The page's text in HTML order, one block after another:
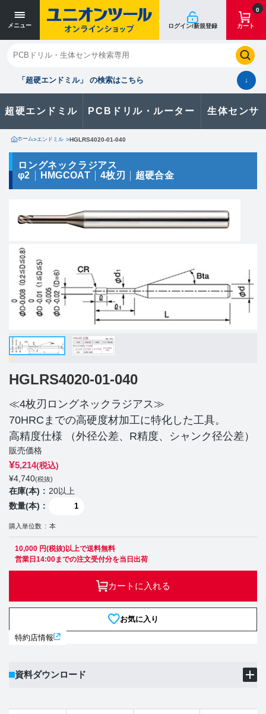
メニュー ログイン/新規登録
0
カート
「超硬エンドミル」 の検索はこちら ↓
超硬エンドミル PCBドリル・ルーター 生体センサ
閉じる
お気に入り クイックオーダー 購入履歴
製品に関するお問い合わせはこちら
お問い合わせ
カタログ一覧
ホーム>エンドミル >HGLRS4020-01-040
ロングネックラジアス
φ2
HMGCOAT 4枚刃 超硬合金
HGLRS4020-01-040
≪4枚刃ロングネックラジアス≫
70HRCまでの高硬度材加工に特化した工具。
高精度仕様 （外径公差、R精度、シャンク径公差）
販売価格
¥5,214(税込)
¥4,740(税抜)
在庫(本)
20以上
数量(本)
購入単位数 本
10,000 円(税抜)以上で送料無料
営業日14:00までの注文受付分を当日出荷
カートに入れる
お気に入り
特約店情報
資料ダウンロード
寸法単位 [mm]
寸法単位 [mm]